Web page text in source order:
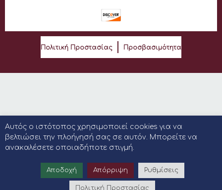
Πολιτική Προστασίας Προσβασιμότητα
Αυτός ο ιστότοπος χρησιμοποιεί cookies για να
βελτιώσει την πλοήγησή σας σε αυτόν. Μπορείτε να
ανακαλέσετε οποιαδήποτε στιγμή.
Αποδοχή Απόρριψη Ρυθμίσεις
Πολιτική Προστασίας